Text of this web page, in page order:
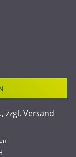
zzgl. Versand